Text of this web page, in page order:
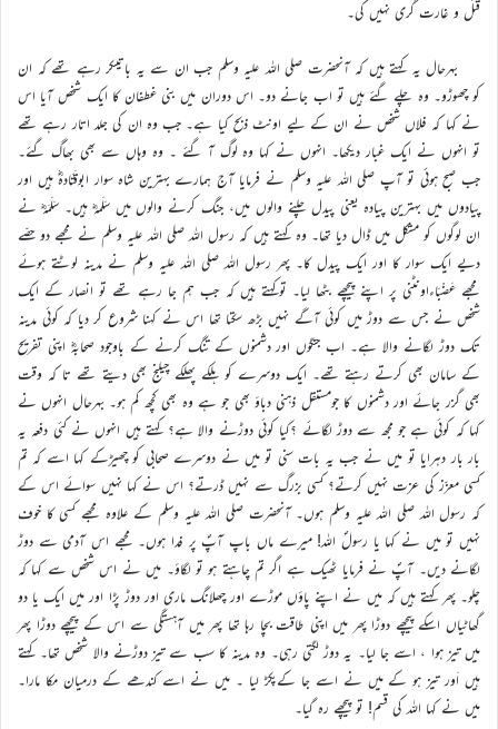
قتل و غارت گری نہیں کی۔
بہرحال یہ کہتے ہیں کہ آنحضرت صلی اللہ علیہ وسلم جب ان سے یہ باتیںکر رہے تھے کہ ان
کو چھوڑو۔ وہ چلے گئے ہیں تو اب جانے دو۔ اس دوران میں بنی غطفان کا ایک شخص آیا اس
نے کہا کہ فلاں شخص نے ان کے لیے اونٹ ذبح کیا ہے۔ جب وہ ان کی جلد اتار رہے تھے
تو انہوں نے ایک غبار دیکھا۔ انہوں نے کہا وہ لوگ آ گئے ۔ وہ وہاں سے بھی بھاگ گئے۔
جب صبح ہوئی تو آپ صلی اللہ علیہ وسلم نے فرمایا آج ہمارے بہترین شاہ سوار ابوقَتَادہؓ ہیں اور
پیادوں میں بہترین پیادہ یعنی پیدل چلنے والوں میں، جنگ کرنے والوں میں سَلَمہؓ ہیں۔ سَلَمَہؓ نے
ان لوگوں کو مشکل میں ڈال دیا تھا۔ وہ کہتے ہیں کہ رسول اللہ صلی اللہ علیہ وسلم نے مجھے دو حصّے
دیے ایک سوار کا اور ایک پیدل کا۔ پھر رسول اللہ صلی اللہ علیہ وسلم نے مدینہ لوٹتے ہوئے
مجھے عَضْبَاءاونٹنی پر اپنے پیچھے بٹھا لیا۔ توکہتے ہیں کہ جب ہم جا رہے تھے تو انصار کے ایک
شخص نے جس سے دوڑ میں کوئی آگے نہیں بڑھ سکتا تھا اس نے کہنا شروع کر دیا کہ کوئی مدینہ
تک دوڑ لگانے والا ہے۔ اب جنگوں اور دشمنوں کے تنگ کرنے کے باوجود صحابہؓ اپنی تفریح
کے سامان بھی کرتے رہتے تھے۔ ایک دوسرے کو ہلکے پھلکے چیلنج بھی دیتے تھے تا کہ وقت
بھی گزر جائے اور دشمنوں کا جومستقل ذہنی دباؤ بھی جو ہے وہ بھی کچھ کم ہو۔ بہرحال انہوں نے
کہا کہ کوئی ہے جو مجھ سے دوڑ لگائے ؟کیا کوئی دوڑنے والا ہے؟ کہتے ہیں انہوں نے کئی دفعہ یہ
بار بار دہرایا تو میں نے جب یہ بات سنی تو میں نے دوسرے صحابی کو چھیڑکے کہا اسے کہ تم
کسی معزّز کی عزت نہیں کرتے؟ کسی بزرگ سے نہیں ڈرتے؟ اس نے کہا نہیں سوائے اس کے
کہ رسول اللہ صلی اللہ علیہ وسلم ہوں۔ آنحضرت صلی اللہ علیہ وسلم کے علاوہ مجھے کسی کا خوف
نہیں تو میں نے کہا یا رسولؐ اللہ! میرے ماں باپ آپؐ پر فدا ہوں۔ مجھے اس آدمی سے دوڑ
لگانے دیں۔ آپؐ نے فرمایا ٹھیک ہے اگر تم چاہتے ہو تو لگاؤ۔ میں نے اس شخص سے کہا کہ
چلو۔ پھر کہتے ہیں کہ میں نے اپنے پاؤں موڑے اور چھلانگ ماری اور دوڑ پڑا اور میں ایک یا دو
گھاٹیاں اسکے پیچھے دوڑا پھر میں اپنی طاقت بچا رہا تھا پھر میں آہستگی سے اس کے پیچھے دوڑا پھر
میں تیز ہوا ، اسے جا لیا۔ یہ دوڑ لگتی رہی۔ وہ مدینہ کا سب سے تیز دوڑنے والا شخص تھا۔ کہتے
ہیں اَور تیز ہو کے میں نے اسے جا کےپکڑ لیا ۔ میں نے اسے کندھے کے درمیان مکا مارا۔
میں نے کہا اللہ کی قسم! تو پیچھے رہ گیا۔